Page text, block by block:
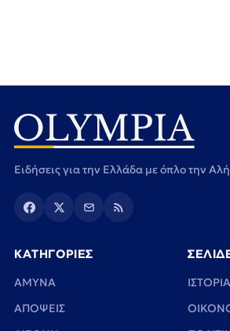
Ειδήσεις για την Ελλάδα με όπλο την
ΚΑΤΗΓΟΡΙΕΣ
ΑΜΥΝΑ
ΑΠΟΨΕΙΣ
ΙΣΤΟΡΙΑ